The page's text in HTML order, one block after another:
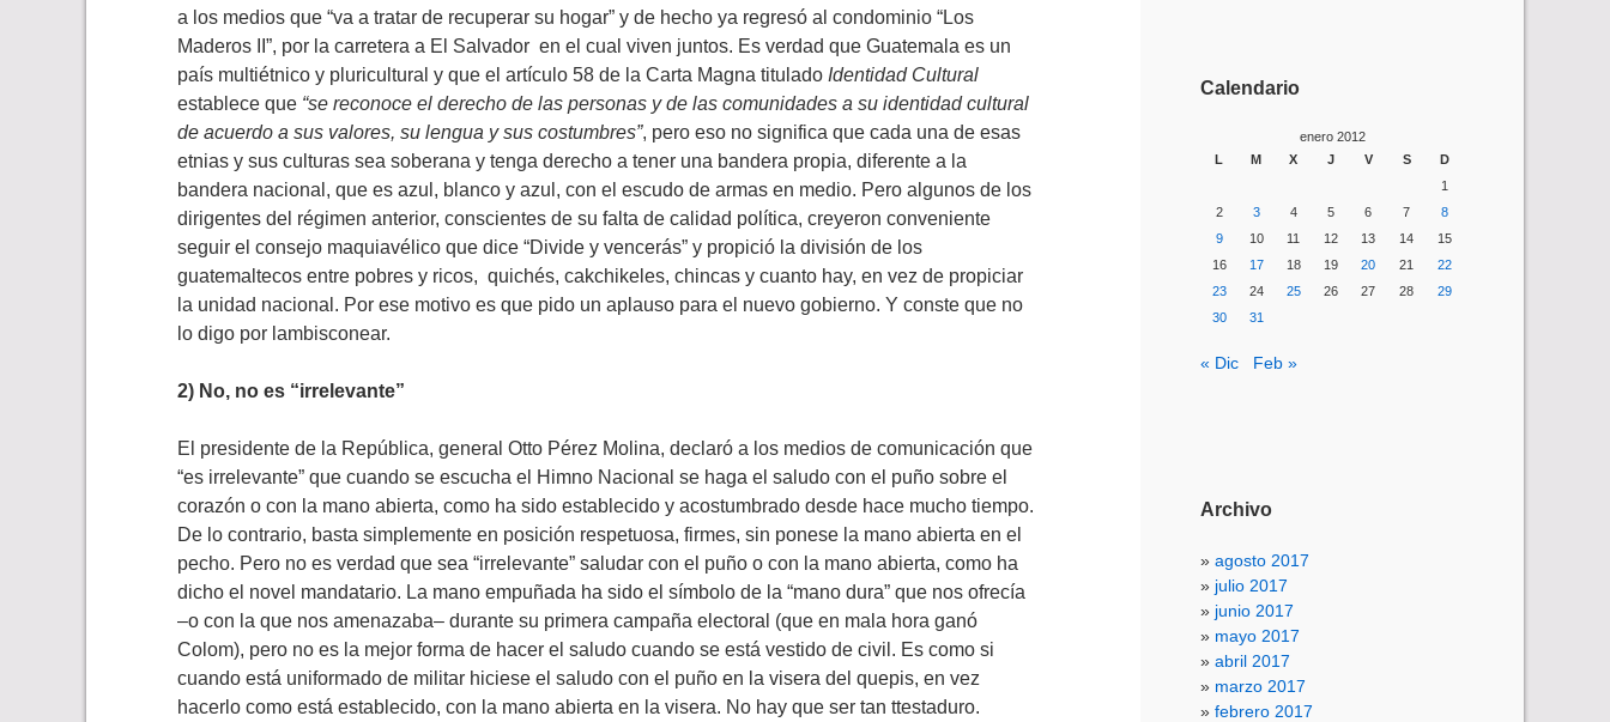
a los medios que “va a tratar de recuperar su hogar” y de hecho ya regresó al condominio “Los
Maderos II”, por la carretera a El Salvador en el cual viven juntos. Es verdad que Guatemala es un
país multiétnico y pluricultural y que el artículo 58 de la Carta Magna titulado Identidad Cultural
establece que “se reconoce el derecho de las personas y de las comunidades a su identidad cultural
de acuerdo a sus valores, su lengua y sus costumbres”, pero eso no significa que cada una de esas
etnias y sus culturas sea soberana y tenga derecho a tener una bandera propia, diferente a la
bandera nacional, que es azul, blanco y azul, con el escudo de armas en medio. Pero algunos de los
dirigentes del régimen anterior, conscientes de su falta de calidad política, creyeron conveniente
seguir el consejo maquiavélico que dice “Divide y vencerás” y propició la división de los
guatemaltecos entre pobres y ricos, quichés, cakchikeles, chincas y cuanto hay, en vez de propiciar
la unidad nacional. Por ese motivo es que pido un aplauso para el nuevo gobierno. Y conste que no
lo digo por lambisconear.
2) No, no es “irrelevante”
El presidente de la República, general Otto Pérez Molina, declaró a los medios de comunicación que
“es irrelevante” que cuando se escucha el Himno Nacional se haga el saludo con el puño sobre el
corazón o con la mano abierta, como ha sido establecido y acostumbrado desde hace mucho tiempo.
De lo contrario, basta simplemente en posición respetuosa, firmes, sin ponese la mano abierta en el
pecho. Pero no es verdad que sea “irrelevante” saludar con el puño o con la mano abierta, como ha
dicho el novel mandatario. La mano empuñada ha sido el símbolo de la “mano dura” que nos ofrecía
–o con la que nos amenazaba– durante su primera campaña electoral (que en mala hora ganó
Colom), pero no es la mejor forma de hacer el saludo cuando se está vestido de civil. Es como si
cuando está uniformado de militar hiciese el saludo con el puño en la visera del quepis, en vez
hacerlo como está establecido, con la mano abierta en la visera. No hay que ser tan ttestaduro.
Calendario
enero 2012
L
M X J V S
D
1
2
3 4 5 6 7
8
9
10 11 12 13 14
15
16
17 18 19 20 21
22
23
24 25 26 27 28
29
30
31
« Dic Feb »
Archivo
agosto 2017
julio 2017
junio 2017
mayo 2017
abril 2017
marzo 2017
febrero 2017